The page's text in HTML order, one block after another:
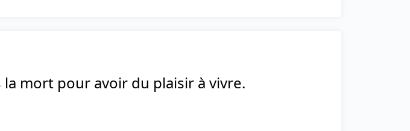
la mort pour avoir du plaisir à vivre.